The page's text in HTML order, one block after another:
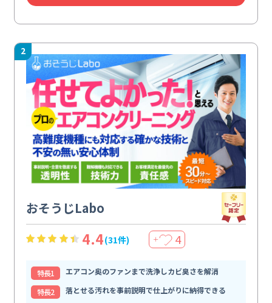
2
おそうじLabo
4.4(31件) ＋ 4
特⻑1
エアコン奥のファンまで洗浄しカビ臭さを解消
特⻑2
落とせる汚れを事前説明で仕上がりに納得できる